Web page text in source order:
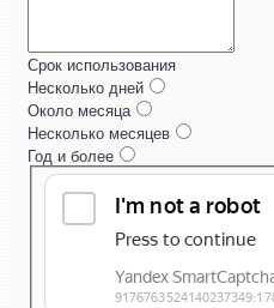
Срок использования
Несколько дней
Около месяца
Несколько месяцев
Год и более